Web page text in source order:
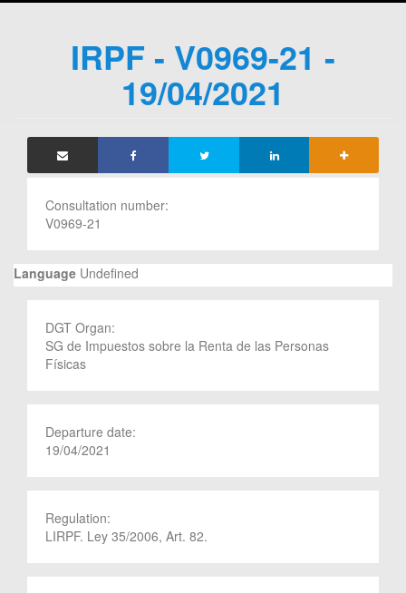
IRPF - V0969-21 -
19/04/2021
Consultation number:
V0969-21
Language Undefined
DGT Organ:
SG de Impuestos sobre la Renta de las Personas
Físicas
Departure date:
19/04/2021
Regulation:
LIRPF. Ley 35/2006, Art. 82.